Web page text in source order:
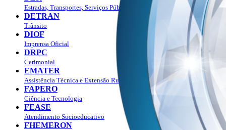
Estradas, Transportes, Serviços Públicos
DETRAN
Trânsito
DIOF
Imprensa Oficial
DRPC
Cerimonial
EMATER
Assistência Técnica e Extensão Rural
FAPERO
Ciência e Tecnologia
FEASE
Atendimento Socioeducativo
FHEMERON